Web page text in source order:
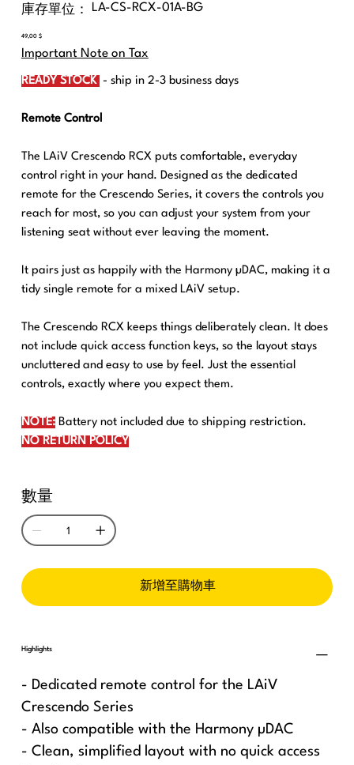
庫存單位：
SKU
LA-
BG
LA-CS-RCX-01A-BG
價
格
49,00 $
Important Note on Tax
READY STOCK - ship in 2-3 business days
Remote Control
The LAiV Crescendo RCX puts comfortable, everyday
control right in your hand. Designed as the dedicated
remote for the Crescendo Series, it covers the controls you
reach for most, so you can adjust your system from your
listening seat without ever leaving the moment.
It pairs just as happily with the Harmony µDAC, making it a
tidy single remote for a mixed LAiV setup.
The Crescendo RCX keeps things deliberately clean. It does
not include quick access function keys, so the layout stays
uncluttered and easy to use by feel. Just the essential
controls, exactly where you expect them.
NOTE: Battery not included due to shipping restriction.
NO RETURN POLICY
數量
新增至購物車
Highlights
- Dedicated remote control for the LAiV
Crescendo Series
- Also compatible with the Harmony µDAC
- Clean, simplified layout with no quick access